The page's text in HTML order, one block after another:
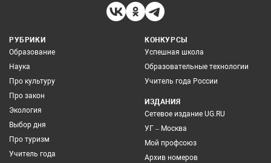
РУБРИКИ
Образование
Наука
Про культуру
Про закон
Экология
Выбор дня
Про туризм
Учитель года
КОНКУРСЫ
Успешная школа
Образовательные технологии
Учитель года России
ИЗДАНИЯ
Сетевое издание UG.RU
УГ – Москва
Мой профсоюз
Архив номеров